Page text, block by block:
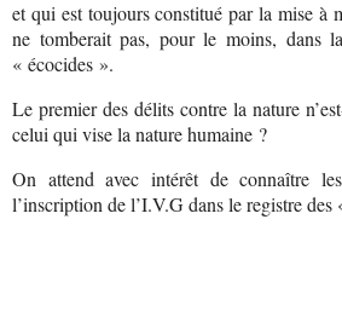
et qui est toujours constitué par la mise à
ne tomberait pas, pour le moins, dans
« écocides ».
Le premier des délits contre la nature
celui qui vise la nature humaine ?
On attend avec intérêt de connaître
l’inscription de l’I.V.G dans le registre des